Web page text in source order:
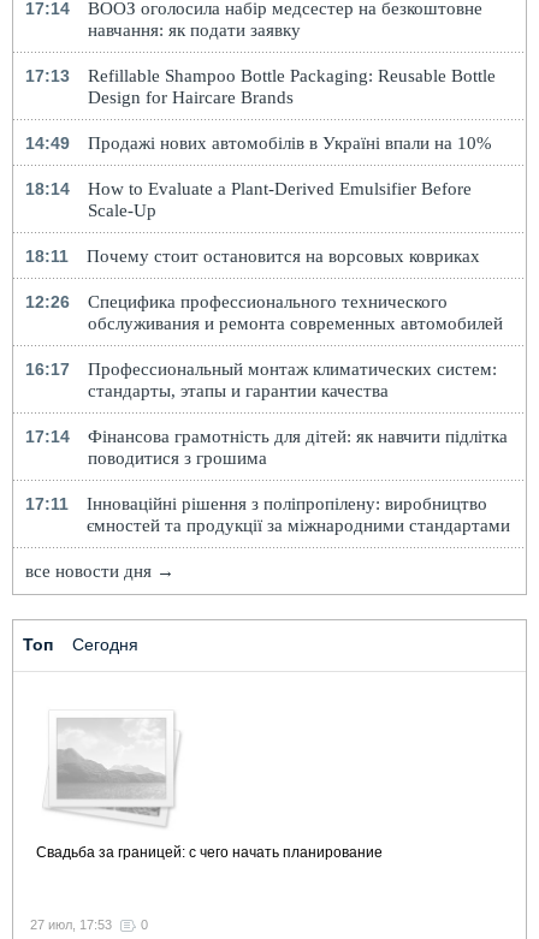
17:14
ВООЗ оголосила набір медсестер на безкоштовне
навчання: як подати заявку
17:13
Refillable Shampoo Bottle Packaging: Reusable Bottle
Design for Haircare Brands
14:49 Продажі нових автомобілів в Україні впали на 10%
18:14
How to Evaluate a Plant-Derived Emulsifier Before
Scale-Up
18:11 Почему стоит остановится на ворсовых ковриках
12:26
Специфика профессионального технического
обслуживания и ремонта современных автомобилей
16:17
Профессиональный монтаж климатических систем:
стандарты, этапы и гарантии качества
17:14
Фінансова грамотність для дітей: як навчити підлітка
поводитися з грошима
17:11
Інноваційні рішення з поліпропілену: виробництво
ємностей та продукції за міжнародними стандартами
все новости дня →
Топ Сегодня
Свадьба за границей: с чего начать планирование
27 июл, 17:53 0